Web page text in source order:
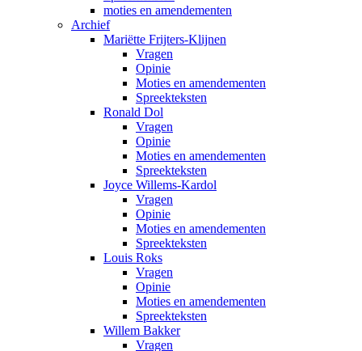
moties en amendementen
Archief
Mariëtte Frijters-Klijnen
Vragen
Opinie
Moties en amendementen
Spreekteksten
Ronald Dol
Vragen
Opinie
Moties en amendementen
Spreekteksten
Joyce Willems-Kardol
Vragen
Opinie
Moties en amendementen
Spreekteksten
Louis Roks
Vragen
Opinie
Moties en amendementen
Spreekteksten
Willem Bakker
Vragen